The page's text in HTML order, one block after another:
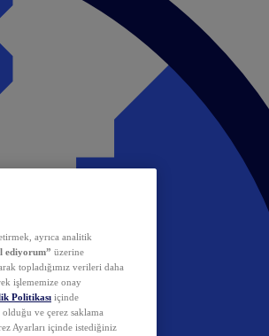
ayrıca analitik
ediyorum” üzerine
topladığımız verileri daha
işlememize onay
Politikası içinde
olduğu ve çerez saklama
Ayarları içinde istediğiniz